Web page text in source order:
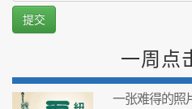
提交
一周点
一张难得的照